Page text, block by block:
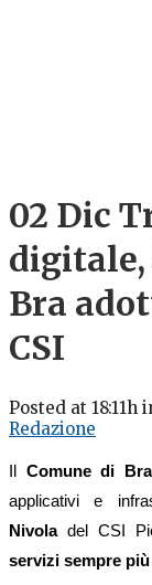
02 Dic
digitale,
Bra
CSI
Posted at 18:11h
Redazione
Il Comune di Bra
applicativi e
Nivoladel CSI
servizi sempre